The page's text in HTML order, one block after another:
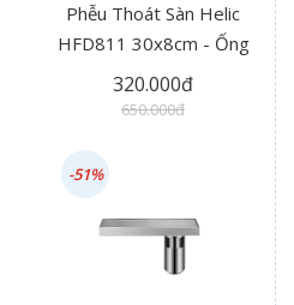
Phễu Thoát Sàn Helic
HFD811 30x8cm - Ống
Thoát Giữa
320.000đ
650.000đ
-51%